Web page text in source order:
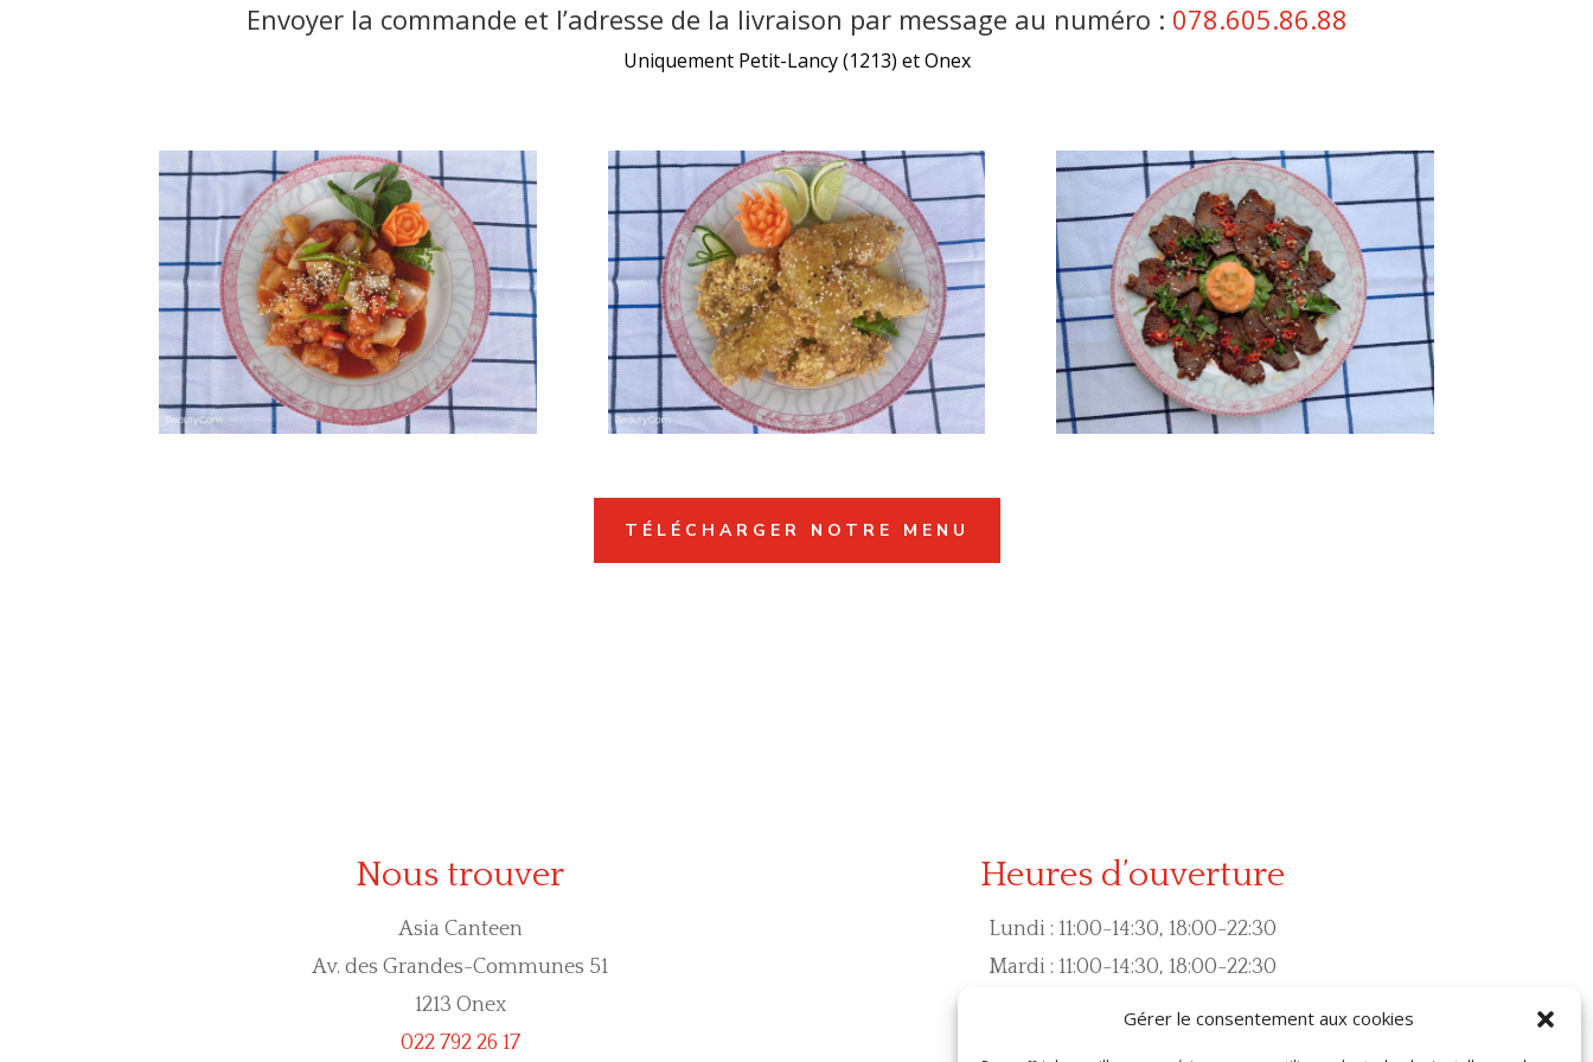
Gérer le consentement aux cookies
Envoyer la commande et l’adresse de la livraison par message au numéro : 078.605.86.88
Uniquement Petit-Lancy (1213) et Onex
TÉLÉCHARGER NOTRE MENU
Nous trouver
Asia Canteen
Av. des Grandes-Communes 51
1213 Onex
022 792 26 17
Heures d’ouverture
Lundi : 11:00-14:30, 18:00-22:30
Mardi : 11:00-14:30, 18:00-22:30